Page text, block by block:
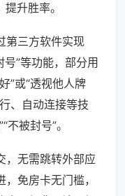
升胜率。
第三方软件实现
号”等功能，部分用
”或“透视他人牌
、自动连接等技
被封号”。
，无需跳转外部应
免房卡无门槛，